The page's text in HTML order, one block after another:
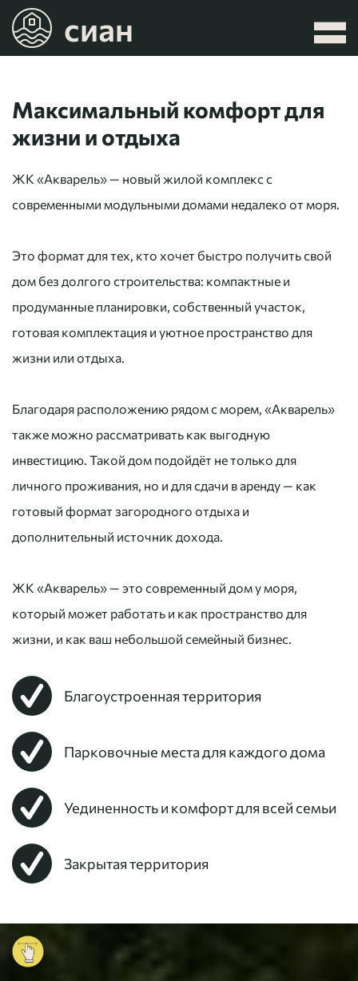
сиан
Максимальный комфорт для
жизни и отдыха
ЖК «Акварель» — новый жилой комплекс с
современными модульными домами недалеко от моря.
Это формат для тех, кто хочет быстро получить свой
дом без долгого строительства: компактные и
продуманные планировки, собственный участок,
готовая комплектация и уютное пространство для
жизни или отдыха.
Благодаря расположению рядом с морем, «Акварель»
также можно рассматривать как выгодную
инвестицию. Такой дом подойдёт не только для
личного проживания, но и для сдачи в аренду — как
готовый формат загородного отдыха и
дополнительный источник дохода.
ЖК «Акварель» — это современный дом у моря,
который может работать и как пространство для
жизни, и как ваш небольшой семейный бизнес.
Благоустроенная территория
Парковочные места для каждого дома
Уединенность и комфорт для всей семьи
Закрытая территория